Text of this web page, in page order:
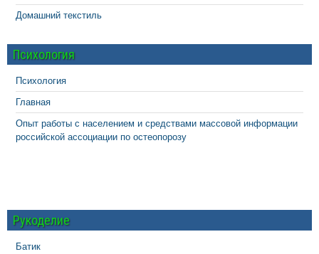
Домашний текстиль
Психология
Психология
Главная
Опыт работы с населением и средствами массовой информации
российской ассоциации по остеопорозу
Рукоделие
Батик